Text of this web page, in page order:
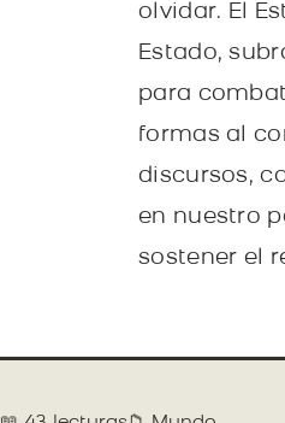
olvidar. El
Estado,
para
formas al
discursos,
en nuestro
sostener el